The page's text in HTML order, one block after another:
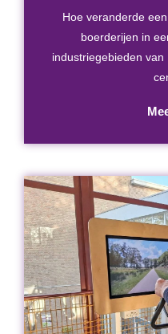
Hoe veranderde
boerderijen in
industriegebieden